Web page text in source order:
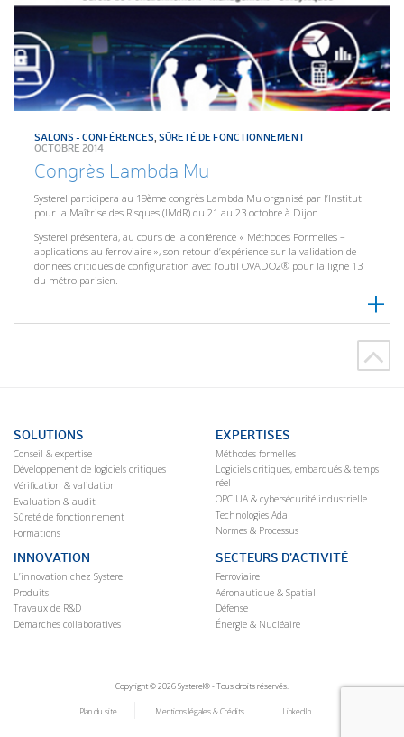
SALONS - CONFÉRENCES ,SÛRETÉ DE FONCTIONNEMENT
OCTOBRE 2014
Congrès Lambda Mu
Systerel participera au 19ème congrès Lambda Mu organisé par l’Institut
pour la Maîtrise des Risques (IMdR) du 21 au 23 octobre à Dijon.
Systerel présentera, au cours de la conférence « Méthodes Formelles –
applications au ferroviaire », son retour d’expérience sur la validation de
données critiques de configuration avec l’outil OVADO2® pour la ligne 13
du métro parisien.
SOLUTIONS
Conseil & expertise
Développement de logiciels critiques
Vérification & validation
Evaluation & audit
Sûreté de fonctionnement
Formations
EXPERTISES
Méthodes formelles
Logiciels critiques, embarqués & temps
réel
OPC UA & cybersécurité industrielle
Technologies Ada
Normes & Processus
INNOVATION
L’innovation chez Systerel
Produits
Travaux de R&D
Démarches collaboratives
SECTEURS D’ACTIVITÉ
Ferroviaire
Aéronautique & Spatial
Défense
Énergie & Nucléaire
Copyright © 2026 Systerel® - Tous droits réservés.
Plan du site Mentions légales & Crédits LinkedIn